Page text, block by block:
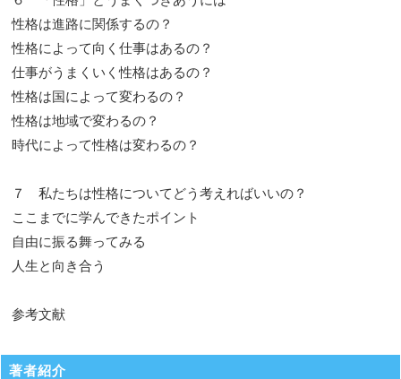
性格は進路に関係するの？
性格によって向く仕事はあるの？
仕事がうまくいく性格はあるの？
性格は国によって変わるの？
性格は地域で変わるの？
時代によって性格は変わるの？
７ 私たちは性格についてどう考えればいいの？
ここまでに学んできたポイント
自由に振る舞ってみる
人生と向き合う
参考文献
著者紹介